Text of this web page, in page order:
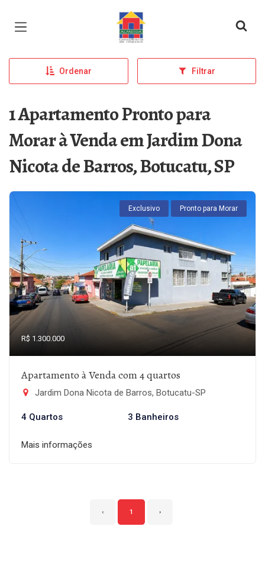
Página inicial
Ordenar Filtrar
1 Apartamento Pronto para
Morar à Venda em Jardim Dona
Nicota de Barros, Botucatu, SP
Exclusivo Pronto para Morar
R$ 1.300.000
Apartamento à Venda com 4 quartos
Jardim Dona Nicota de Barros, Botucatu-SP
4 Quartos 3 Banheiros
Mais informações
‹ 1 ›